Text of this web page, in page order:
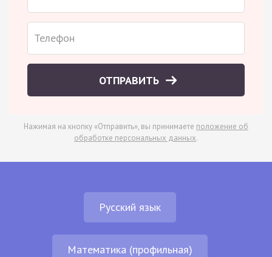
ОТПРАВИТЬ
Нажимая на кнопку «Отправить», вы принимаете положение об
обработке персональных данных.
Русский язык
Математика (профильная)